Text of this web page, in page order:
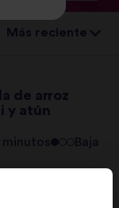
de arroz
y atún
minutos Baja